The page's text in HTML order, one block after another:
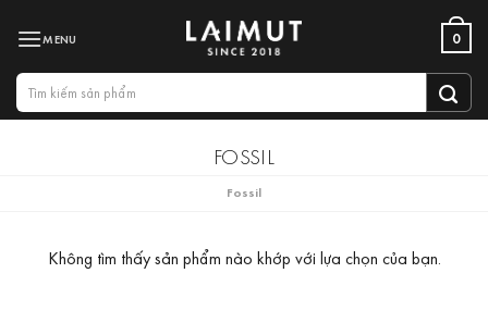
qua
nội
dung
0
Tìm
kiếm:
FOSSIL
Fossil
Không tìm thấy sản phẩm nào khớp với lựa chọn của bạn.